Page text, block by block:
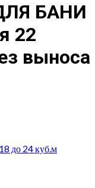
БАНИ
22
выноса
до 24 куб.м